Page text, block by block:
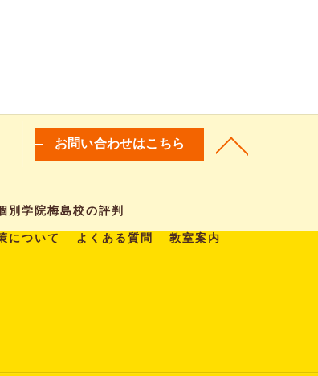
お問い合わせはこちら
別学院梅島校の評判
について よくある質問 教室案内